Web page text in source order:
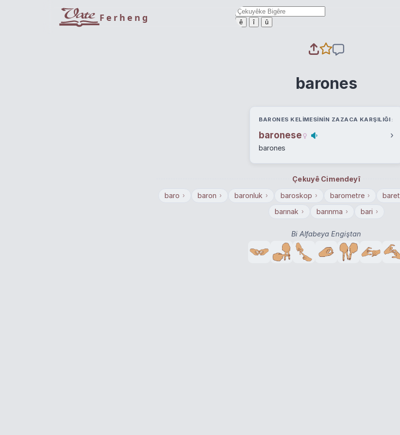
Ferheng ê î û
barones
BARONES KELIMESININ ZAZACA KARŞILIĞI
baronese ›
barones
Çekuyê Cimendeyî
baro › baron › baronluk › baroskop › barometre › baret
barınak › barınma › bari ›
Bi Alfabeya Engiştan